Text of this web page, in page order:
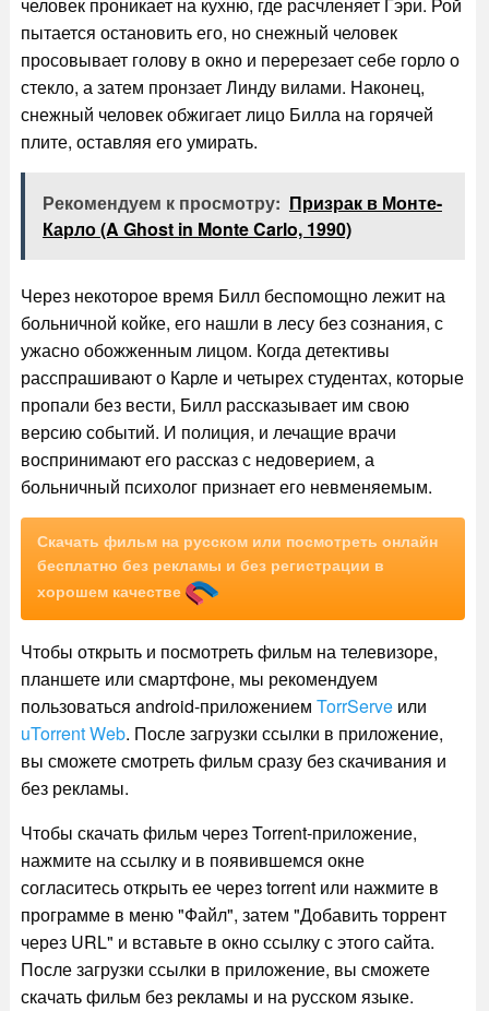
пытается остановить его, но снежный человек
просовывает голову в окно и перерезает себе горло о
стекло, а затем пронзает Линду вилами. Наконец,
снежный человек обжигает лицо Билла на горячей
плите, оставляя его умирать.
Рекомендуем к просмотру: Призрак в Монте-
Карло (A Ghost in Monte Carlo, 1990)
Через некоторое время Билл беспомощно лежит на
больничной койке, его нашли в лесу без сознания, с
ужасно обожженным лицом. Когда детективы
расспрашивают о Карле и четырех студентах, которые
пропали без вести, Билл рассказывает им свою
версию событий. И полиция, и лечащие врачи
воспринимают его рассказ с недоверием, а
больничный психолог признает его невменяемым.
Скачать фильм на русском или посмотреть онлайн
бесплатно без рекламы и без регистрации в
хорошем качестве
Чтобы открыть и посмотреть фильм на телевизоре,
планшете или смартфоне, мы рекомендуем
пользоваться android-приложением TorrServeили
uTorrent Web. После загрузки ссылки в приложение,
вы сможете смотреть фильм сразу без скачивания и
без рекламы.
Чтобы скачать фильм через Torrent-приложение,
нажмите на ссылку и в появившемся окне
согласитесь открыть ее через torrent или нажмите в
программе в меню "Файл", затем "Добавить торрент
через URL" и вставьте в окно ссылку с этого сайта.
После загрузки ссылки в приложение, вы сможете
скачать фильм без рекламы и на русском языке.